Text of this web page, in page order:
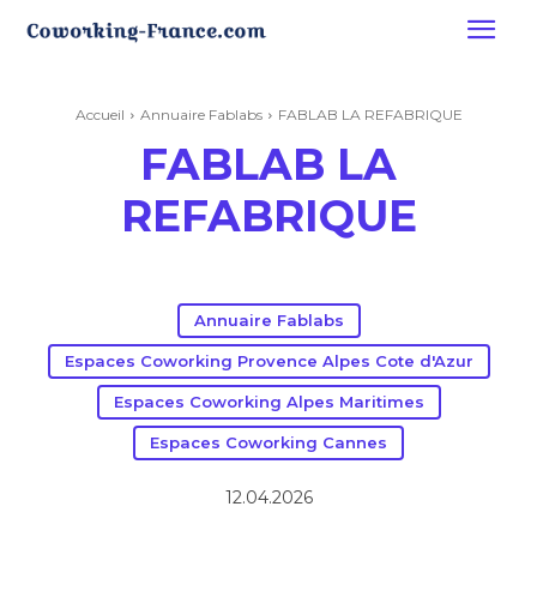
Accueil Annuaire Fablabs FABLAB LA REFABRIQUE
FABLAB LA
REFABRIQUE
Annuaire Fablabs
Espaces Coworking Provence Alpes Cote d'Azur
Espaces Coworking Alpes Maritimes
Espaces Coworking Cannes
12.04.2026